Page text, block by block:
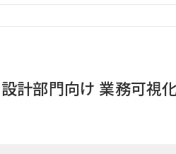
行管理。
、ターゲット層の選定、市場規模
は隔週1回程度の定例ミーティン
。
計部門向け 業務可視